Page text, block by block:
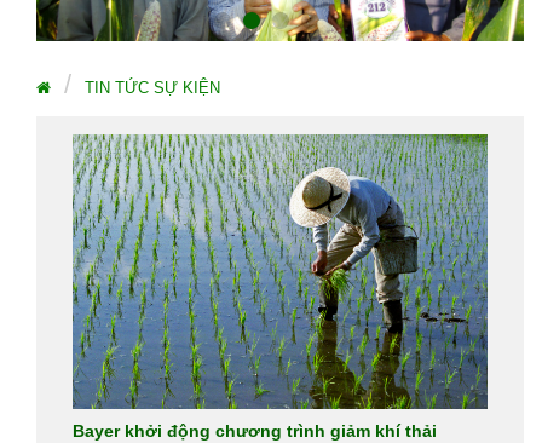
TIN TỨC SỰ KIỆN
Bayer khởi động chương trình giảm khí thải